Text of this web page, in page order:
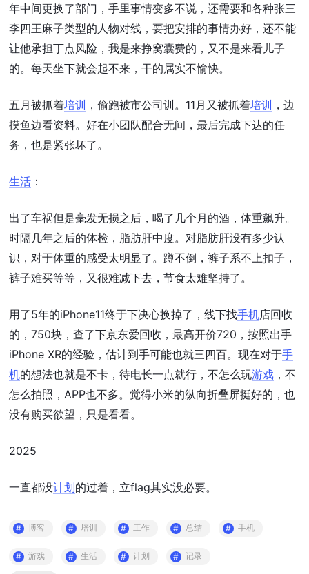
年中间更换了部门，手里事情变多不说，还需要和各种张三
李四王麻子类型的人物对线，要把安排的事情办好，还不能
让他承担丁点风险，我是来挣窝囊费的，又不是来看儿子
的。每天坐下就会起不来，干的属实不愉快。
五月被抓着培训 ，偷跑被市公司训。11月又被抓着培训 ，边
摸鱼边看资料。好在小团队配合无间，最后完成下达的任
务，也是紧张坏了。
生活 ：
出了车祸但是毫发无损之后，喝了几个月的酒，体重飙升。
时隔几年之后的体检，脂肪肝中度。对脂肪肝没有多少认
识，对于体重的感受太明显了。蹲不倒，裤子系不上扣子，
裤子难买等等，又很难减下去，节食太难坚持了。
用了5年的iPhone11终于下决心换掉了，线下找手机店回收
的，750块，查了下京东爱回收，最高开价720，按照出手
iPhone XR的经验，估计到手可能也就三四百。现在对于手
机的想法也就是不卡，待电长一点就行，不怎么玩游戏 ，不
怎么拍照，APP也不多。觉得小米的纵向折叠屏挺好的，也
没有购买欲望，只是看看。
2025
一直都没计划的过着，立flag其实没必要。
博客 培训 工作 总结 手机
游戏 生活 计划 记录